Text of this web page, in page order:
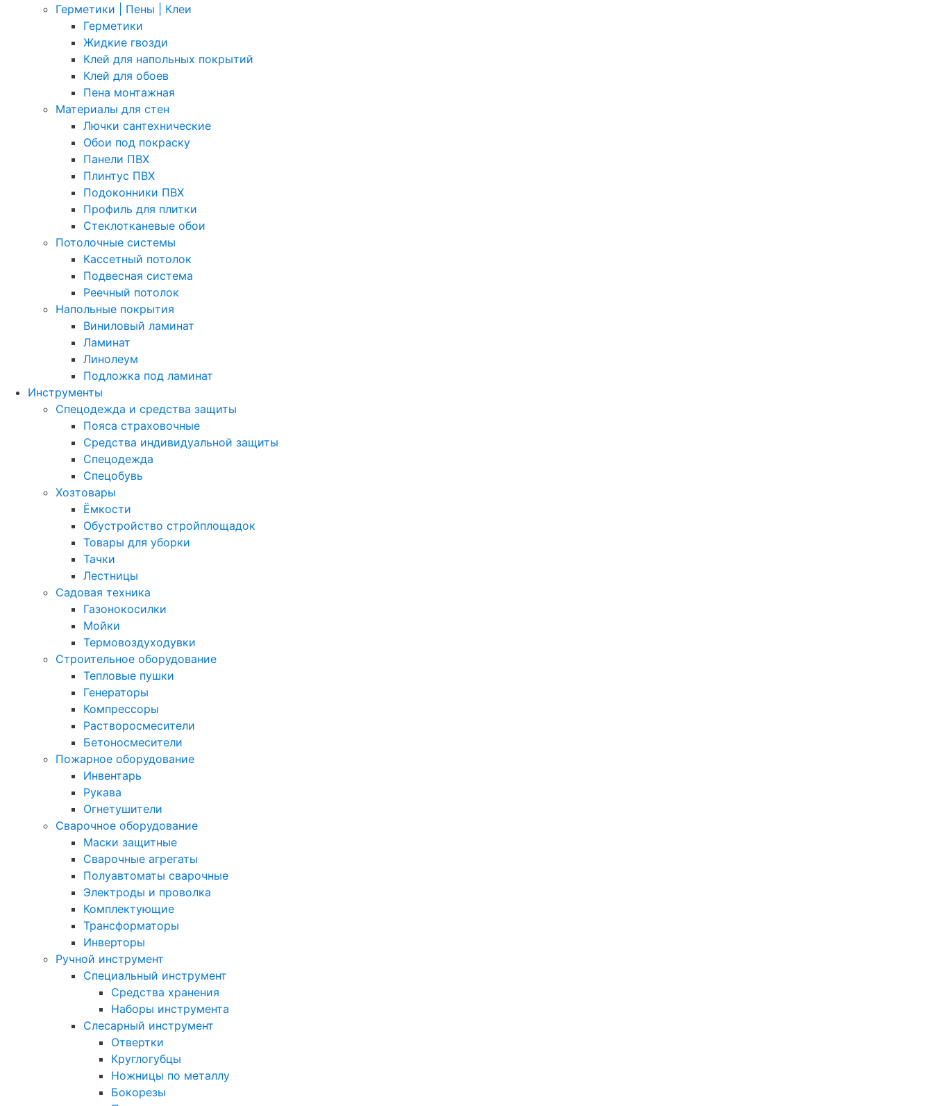
Герметики | Пены | Клеи
Герметики
Жидкие гвозди
Клей для напольных покрытий
Клей для обоев
Пена монтажная
Материалы для стен
Лючки сантехнические
Обои под покраску
Панели ПВХ
Плинтус ПВХ
Подоконники ПВХ
Профиль для плитки
Стеклотканевые обои
Потолочные системы
Кассетный потолок
Подвесная система
Реечный потолок
Напольные покрытия
Виниловый ламинат
Ламинат
Линолеум
Подложка под ламинат
Инструменты
Спецодежда и средства защиты
Пояса страховочные
Средства индивидуальной защиты
Спецодежда
Спецобувь
Хозтовары
Ёмкости
Обустройство стройплощадок
Товары для уборки
Тачки
Лестницы
Садовая техника
Газонокосилки
Мойки
Термовоздуходувки
Строительное оборудование
Тепловые пушки
Генераторы
Компрессоры
Растворосмесители
Бетоносмесители
Пожарное оборудование
Инвентарь
Рукава
Огнетушители
Сварочное оборудование
Маски защитные
Сварочные агрегаты
Полуавтоматы сварочные
Электроды и проволка
Комплектующие
Трансформаторы
Инверторы
Ручной инструмент
Специальный инструмент
Средства хранения
Наборы инструмента
Слесарный инструмент
Отвертки
Круглогубцы
Ножницы по металлу
Бокорезы